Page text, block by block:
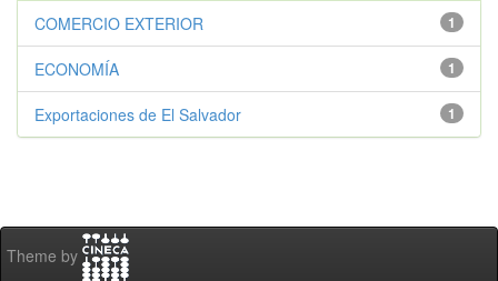
1
COMERCIO EXTERIOR
1
ECONOMÍA
1
Exportaciones de El Salvador
Theme by